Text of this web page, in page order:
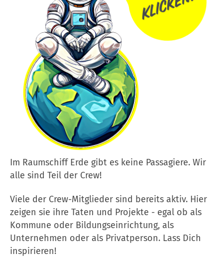
Im Raumschiff Erde gibt es keine Passagiere. Wir
alle sind Teil der Crew!
Viele der Crew-Mitglieder sind bereits aktiv. Hier
zeigen sie ihre Taten und Projekte - egal ob als
Kommune oder Bildungseinrichtung, als
Unternehmen oder als Privatperson. Lass Dich
inspirieren!